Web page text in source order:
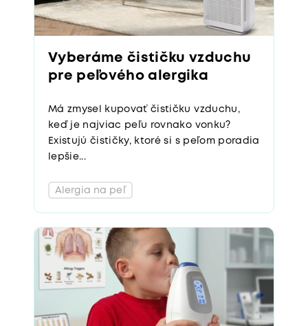
Vyberáme čističku vzduchu
pre peľového alergika
Má zmysel kupovať čističku vzduchu,
keď je najviac peľu rovnako vonku?
Existujú čističky, ktoré si s peľom poradia
lepšie...
Alergia na peľ